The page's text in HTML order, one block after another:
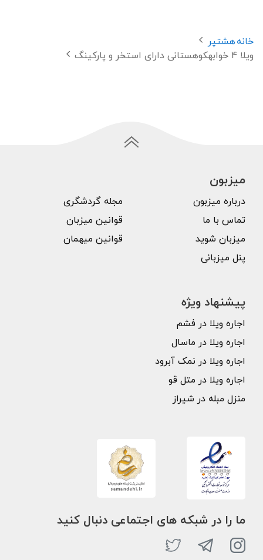
خانههشتپر
ویلا 4 خوابهکوهستانی دارای استخر و پارکینگ
میزبون
درباره میزبون
تماس با ما
میزبان شوید
پنل میزبانی
مجله گردشگری
قوانین میزبان
قوانین میهمان
پیشنهاد ویژه
اجاره ویلا در فشم
اجاره ویلا در ماسال
اجاره ویلا در نمک آبرود
اجاره ویلا در متل قو
منزل مبله در شیراز
ما را در شبکه های اجتماعی دنبال کنید